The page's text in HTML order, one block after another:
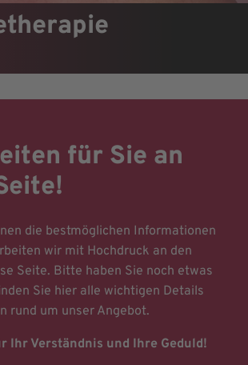
für Sie an
die bestmöglichen Informationen
wir mit Hochdruck an den
Seite. Bitte haben Sie noch etwas
Sie hier alle wichtigen Details
rund um unser Angebot.
Ihr Verständnis und Ihre Geduld!